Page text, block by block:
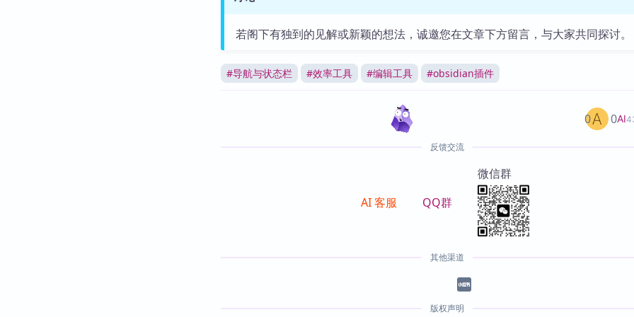
若阁下有独到的见解或新颖的想法，诚邀您在文章下方留言，与大家共同探讨。
#导航与状态栏 #效率工具 #编辑工具 #obsidian插件
AI
0 0
反馈交流
AI 客服 QQ群
微信群
其他渠道
版权声明